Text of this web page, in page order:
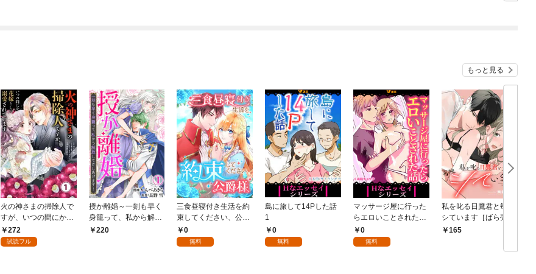
もっと見る
火の神さまの掃除人で
すが、いつの間にか花
嫁として溺愛されてい
ます【単話】（１）
272
試読フル
授か離婚～一刻も早く
身籠って、私から解放
してさしあげます！1
220
三食昼寝付き生活を約
束してください、公爵
様 1話
0
無料
島に旅して14Pした話
1
0
無料
マッサージ屋に行った
らエロいことされた話
1 0
無料
私を叱る日鷹君と毎晩
シています［ばら売
り］ 第1話
165